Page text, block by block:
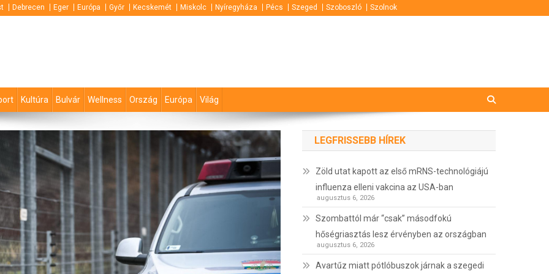
Debrecen Eger Európa Győr Kecskemét Miskolc Nyíregyháza Pécs Szeged Szoboszló Szolnok
Kultúra Bulvár Wellness Ország Európa Világ
LEGFRISSEBB HÍREK
Zöld utat kapott az első mRNS-technológiájú
influenza elleni vakcina az USA-ban
augusztus 6, 2026
Szombattól már “csak” másodfokú
hőségriasztás lesz érvényben az országban
augusztus 6, 2026
Avartűz miatt pótlóbuszok járnak a szegedi